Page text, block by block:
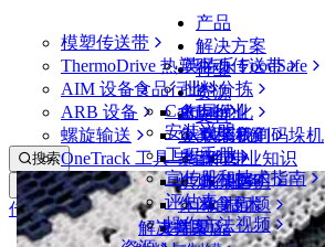
产品
模塑传送带
ThermoDrive 热塑驱动传送带
AIM 设备
ARB 设备
螺旋输送
OneTrack 工具与组件
解决方案
英特乐 FoodSafe
批料分拣
布局优化
从包装机到码垛机
专业知识
服务
技术
解决方案
行业
食品行业
禽肉行业
鱼类和海鲜
果蔬行业
烘焙行业
休闲食品
乳制品
资源
CalcLab
安装说明
工程手册
宣传册和技术指南
评估表
操作方法视频
支持
联系我们
保证
政策声明
常见问题
支持
搜索
打开菜单
传送带查找器